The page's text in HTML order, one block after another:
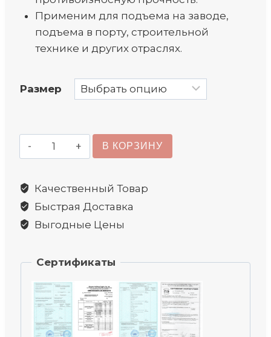
Применим для подъема на заводе,
подъема в порту, строительной
технике и других отраслях.
Размер
Количество
товара
вилочный самозащелкивающийся
8
класса
В КОРЗИНУ
Качественный Товар
Быстрая Доставка
Выгодные Цены
Сертификаты